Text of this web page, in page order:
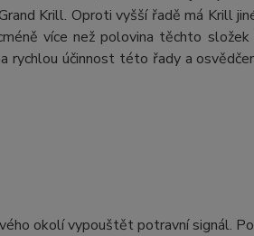
Krill. Oproti vyšší řadě má Krill
více než polovina těchto
účinnost této řady a
okolí vypouštět potravní signál.